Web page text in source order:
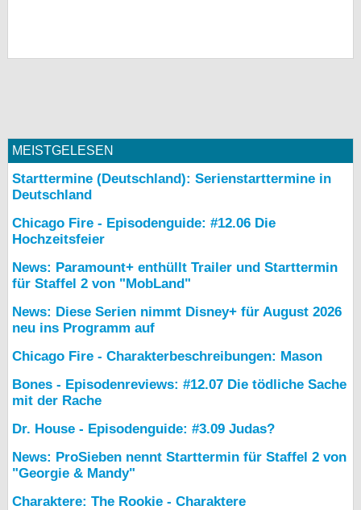
MEISTGELESEN
Starttermine (Deutschland): Serienstarttermine in
Deutschland
Chicago Fire - Episodenguide: #12.06 Die
Hochzeitsfeier
News: Paramount+ enthüllt Trailer und Starttermin
für Staffel 2 von "MobLand"
News: Diese Serien nimmt Disney+ für August 2026
neu ins Programm auf
Chicago Fire - Charakterbeschreibungen: Mason
Bones - Episodenreviews: #12.07 Die tödliche Sache
mit der Rache
Dr. House - Episodenguide: #3.09 Judas?
News: ProSieben nennt Starttermin für Staffel 2 von
"Georgie & Mandy"
Charaktere: The Rookie - Charaktere